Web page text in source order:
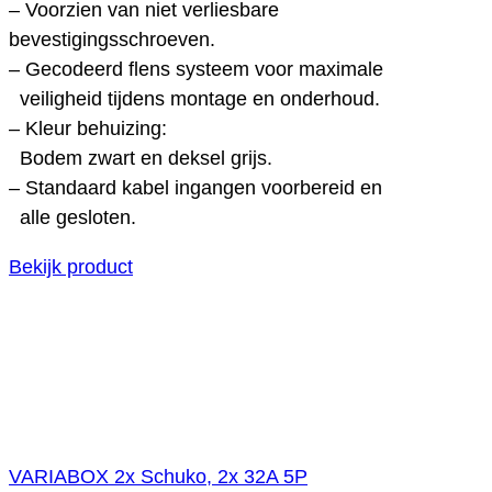
– Voorzien van niet verliesbare
bevestigingsschroeven.
– Gecodeerd flens systeem voor maximale
veiligheid tijdens montage en onderhoud.
– Kleur behuizing:
Bodem zwart en deksel grijs.
– Standaard kabel ingangen voorbereid en
alle gesloten.
Bekijk product
VARIABOX 2x Schuko, 2x 32A 5P